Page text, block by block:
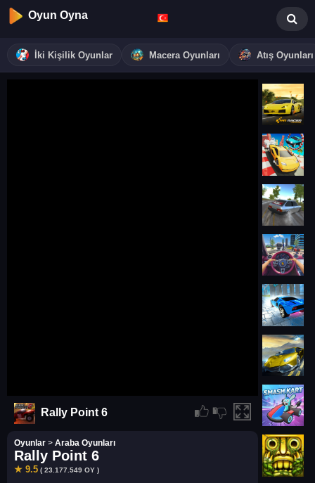
Oyun Oyna
İki Kişilik Oyunlar Macera Oyunları Atış Oyunları
Rally Point 6
Oyunlar > Araba Oyunları
Rally Point 6
★ 9.5 ( 23.177.549 OY )